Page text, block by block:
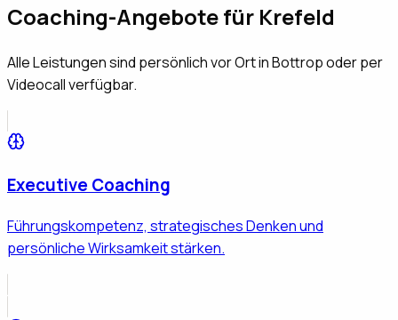
Coaching-Angebote für Krefeld
Alle Leistungen sind persönlich vor Ort in Bottrop oder per
Videocall verfügbar.
Executive Coaching
Führungskompetenz, strategisches Denken und
persönliche Wirksamkeit stärken.